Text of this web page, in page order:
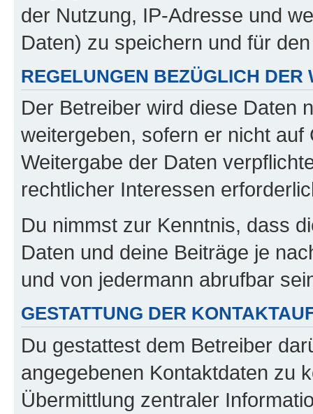
der Nutzung, IP-Adresse und
Daten) zu speichern und für
REGELUNGEN BEZÜGLICH DER
Der Betreiber wird diese Daten
weitergeben, sofern er nicht
Weitergabe der Daten
rechtlicher Interessen
Du nimmst zur Kenntnis, dass
Daten und deine Beiträge je
und von jedermann abrufbar
GESTATTUNG DER
Du gestattest dem Betreiber
angegebenen Kontaktdaten zu
Übermittlung zentraler